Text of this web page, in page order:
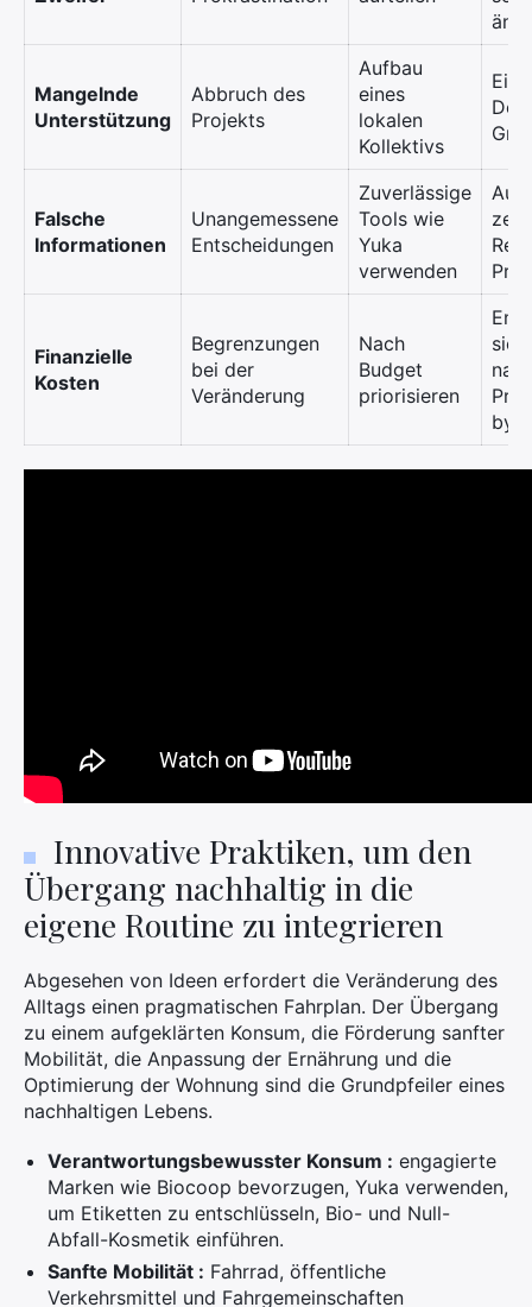
Mangelnde
Unterstützung
Abbruch des
Projekts
Aufbau
eines
lokalen
Kollektivs
Falsche
Informationen
Unangemessene
Entscheidungen
Zuverlässige
Tools wie
Yuka
verwenden
Finanzielle
Kosten
Begrenzungen
bei der
Veränderung
Nach
Budget
priorisieren
by
Innovative Praktiken, um den
Übergang nachhaltig in die
eigene Routine zu integrieren
Abgesehen von Ideen erfordert die Veränderung des
Alltags einen pragmatischen Fahrplan. Der Übergang
zu einem aufgeklärten Konsum, die Förderung sanfter
Mobilität, die Anpassung der Ernährung und die
Optimierung der Wohnung sind die Grundpfeiler eines
nachhaltigen Lebens.
Verantwortungsbewusster Konsum : engagierte
Marken wie Biocoop bevorzugen, Yuka verwenden,
um Etiketten zu entschlüsseln, Bio- und Null-
Abfall-Kosmetik einführen.
Sanfte Mobilität : Fahrrad, öffentliche
Verkehrsmittel und Fahrgemeinschaften